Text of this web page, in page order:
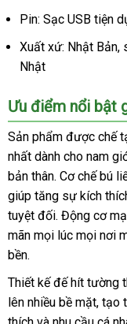
Pin: Sạc USB tiện
Xuất xứ: Nhật Bản,
Nhật
Ưu điểm nổi bật
Sản phẩm được chế
nhất dành cho nam
bản thân. Cơ chế bú
giúp tăng sự kích
tuyệt đối. Động cơ
mãn mọi lúc mọi nơi
bền.
Thiết kế đế hít tường
lên nhiều bề mặt,